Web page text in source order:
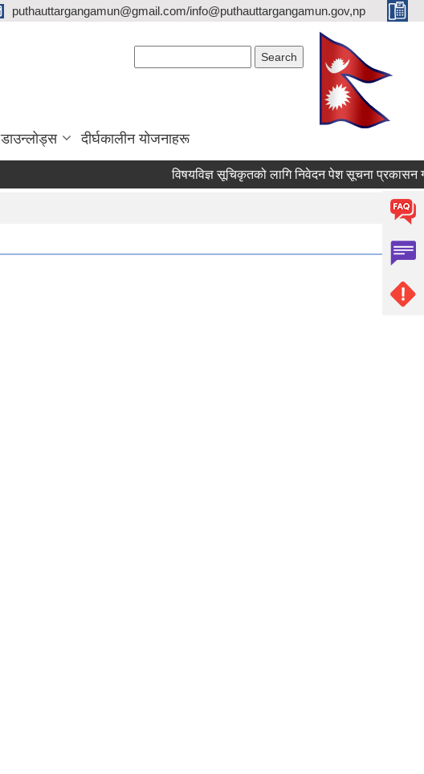
puthauttargangamun@gmail.com/info@puthauttargangamun.gov,np
डाउन्लोड्स दीर्घकालीन योजनाहरू
विषयविज्ञ सूचिकृतको लागि निवेदन पेश सूचना प्रकासन गरिएको